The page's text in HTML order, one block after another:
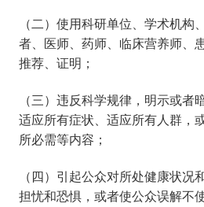
（二）使用科研单位、学术机构
者、医师、药师、临床营养师、
推荐、证明；
（三）违反科学规律，明示或者
适应所有症状、适应所有人群，
所必需等内容；
（四）引起公众对所处健康状况
担忧和恐惧，或者使公众误解不